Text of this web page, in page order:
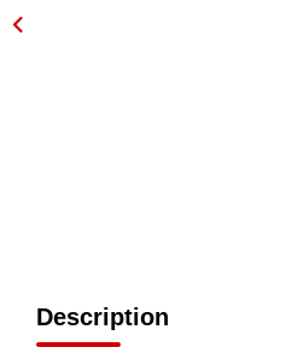
Description